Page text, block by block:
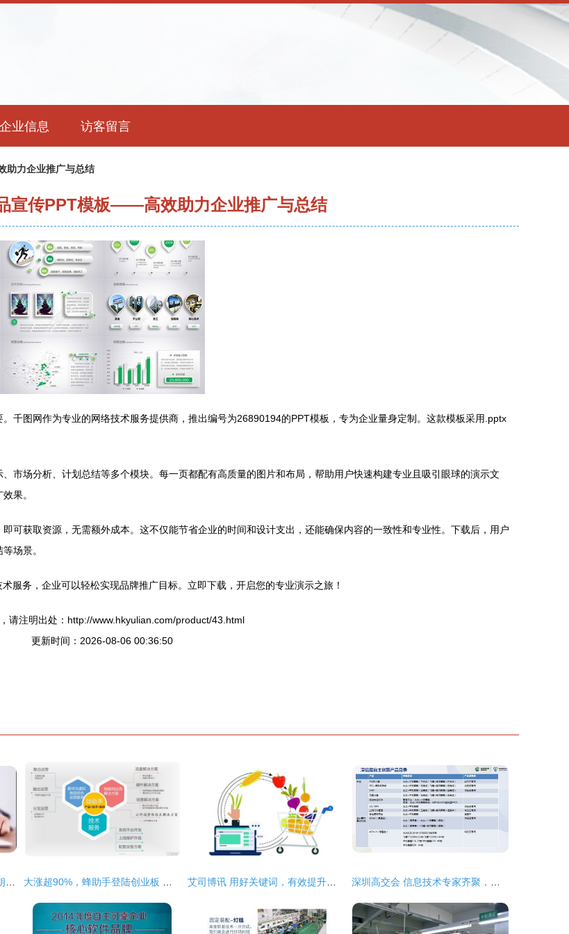
企业信息 访客留言
助力企业推广与总结
宣传PPT模板——高效助力企业推广与总结
千图网作为专业的网络技术服务提供商，推出编号为26890194的PPT模板，专为企业量身定制。这款模板采用.pptx
市场分析、计划总结等多个模块。每一页都配有高质量的图片和布局，帮助用户快速构建专业且吸引眼球的演示文
果。
可获取资源，无需额外成本。这不仅能节省企业的时间和设计支出，还能确保内容的一致性和专业性。下载后，用户
场景。
服务，企业可以轻松实现品牌推广目标。立即下载，开启您的专业演示之旅！
请注明出处：http://www.hkyulian.com/product/43.html
更新时间：2026-08-06 00:36:50